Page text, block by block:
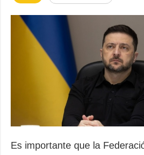
Es importante que la